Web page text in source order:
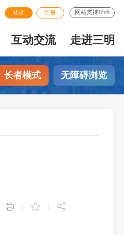
登录 注册 网站支持IPv6
互动交流 走进三明
长者模式 无障碍浏览
  